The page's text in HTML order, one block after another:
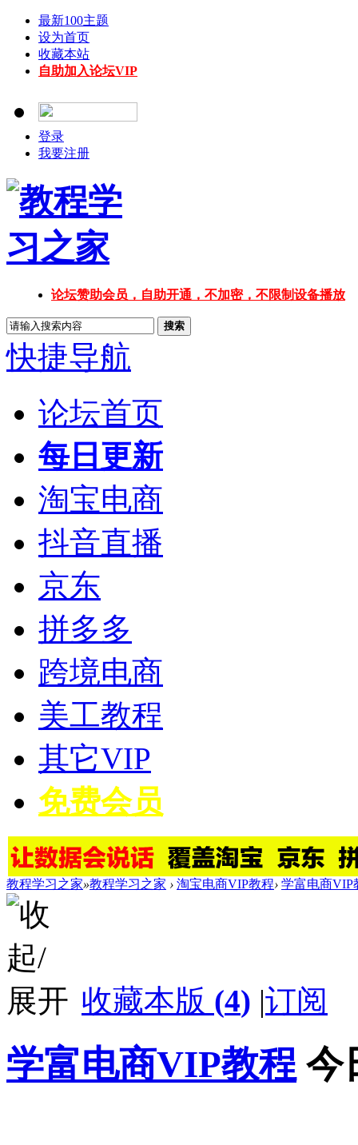
最新100主题
设为首页
收藏本站
自助加入论坛VIP
登录
我要注册
论坛赞助会员，自助开通，不加密，不限制设备播放
搜索
快捷导航
论坛首页
每日更新
淘宝电商
抖音直播
京东
拼多多
跨境电商
美工教程
其它VIP
免费会员
教程学习之家»教程学习之家 › 淘宝电商VIP教程› 学富电商VIP
收藏本版 (4) |订阅
学富电商VIP教程 今